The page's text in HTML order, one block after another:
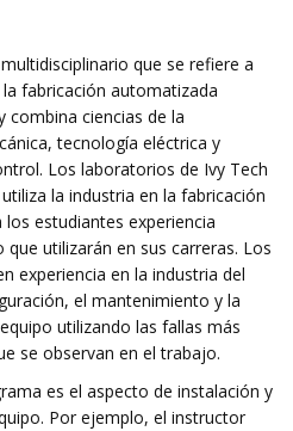
que se refiere a
fabricación automatizada
combina ciencias de la
tecnología eléctrica y
Los laboratorios de Ivy Tech
la industria en la fabricación
estudiantes experiencia
utilizarán en sus carreras. Los
experiencia en la industria del
el mantenimiento y la
utilizando las fallas más
se observan en el trabajo.
es el aspecto de instalación y
Por ejemplo, el instructor